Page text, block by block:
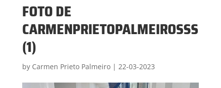
FOTO DE
CARMENPRIETOPALMEIROSSS
(1)
by Carmen Prieto Palmeiro| 22-03-2023